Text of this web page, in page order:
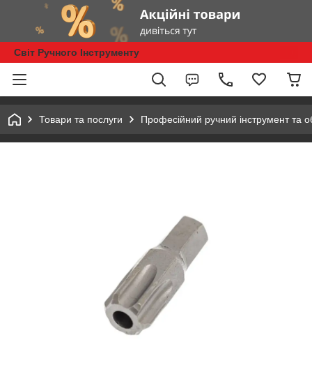
Світ Ручного Інструменту
Товари та послуги Професійний ручний інструмент та